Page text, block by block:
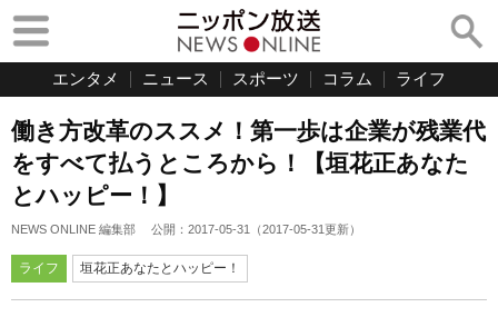
エンタメ ニュース スポーツ コラム ライフ
働き方改革のススメ！第一歩は企業が残業代
をすべて払うところから！【垣花正あなた
とハッピー！】
NEWS ONLINE 編集部 公開： 2017-05-31 （2017-05-31更新）
ライフ 垣花正あなたとハッピー！